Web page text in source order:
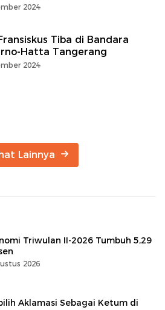
2024
Tiba di Bandara
Hatta Tangerang
2024
Lainnya
Triwulan II-2026 Tumbuh 5,29
2026
Aklamasi Sebagai Ketum di